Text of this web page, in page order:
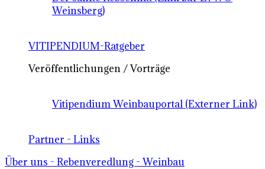
Weinsberg)
VITIPENDIUM-Ratgeber
Veröffentlichungen / Vorträge
Vitipendium Weinbauportal (Externer Link)
Partner - Links
Über uns - Rebenveredlung - Weinbau